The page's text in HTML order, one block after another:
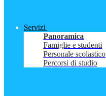
Servizi
Panoramica
Famiglie e studenti
Personale scolastico
Percorsi di studio